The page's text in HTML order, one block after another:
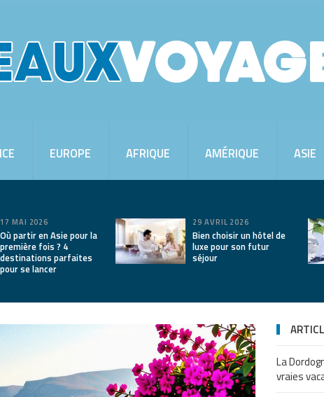
EUROPE AFRIQUE AMÉRIQUE ASIE
17 MAI 2026
Où partir en Asie pour la
première fois ? 4
destinations parfaites
pour se lancer
29 AVRIL 2026
Bien choisir un hôtel de
luxe pour son futur
séjour
La
vraies